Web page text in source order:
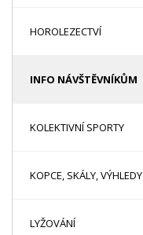
HOROLEZECTVÍ
INFO NÁVŠTĚVNÍKŮM
KOLEKTIVNÍ SPORTY
KOPCE, SKÁLY, VÝHLEDY
LYŽOVÁNÍ